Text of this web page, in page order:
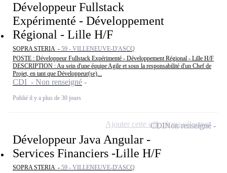
Développeur Fullstack
Expérimenté - Développement
Régional - Lille H/F
SOPRA STERIA - 59 - VILLENEUVE-D'ASCQ
POSTE : Développeur Fullstack Expérimenté - Développement Régional - Lille H/F
DESCRIPTION : Au sein d'une équipe Agile et sous la responsabilité d'un Chef de
Projet, en tant que Développeur(se)...
CDI - Non renseigné
Publié il y a plus de 30 jours
Développeur Java Angular -
Services Financiers -Lille H/F
SOPRA STERIA - 59 - VILLENEUVE-D'ASCQ
CDINon renseigné
Ajouter cette offre à ma sélection